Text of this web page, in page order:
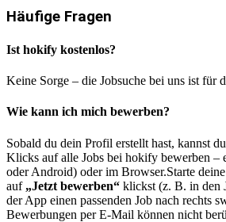
Häufige Fragen
Ist hokify kostenlos?
Keine Sorge – die Jobsuche bei uns ist für
Wie kann ich mich bewerben?
Sobald du dein Profil erstellt hast, kannst
Klicks auf alle Jobs bei hokify bewerben –
oder Android) oder im Browser.Starte
auf „Jetzt bewerben“ klickst (z. B. in den
der App einen passenden Job nach rechts
Bewerbungen per E-Mail können nicht